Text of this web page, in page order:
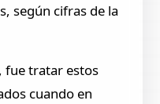
según cifras de la
fue tratar estos
cuando en